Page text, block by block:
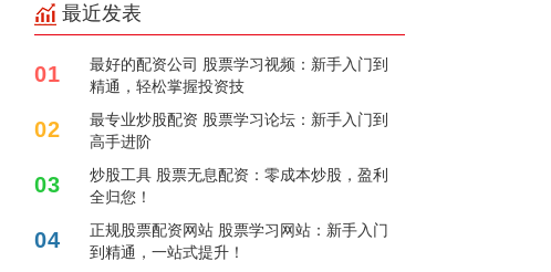
最近发表
01
最好的配资公司 股票学习视频：新手入门到
精通，轻松掌握投资技
02
最专业炒股配资 股票学习论坛：新手入门到
高手进阶
03
炒股工具 股票无息配资：零成本炒股，盈利
全归您！
04
正规股票配资网站 股票学习网站：新手入门
到精通，一站式提升！